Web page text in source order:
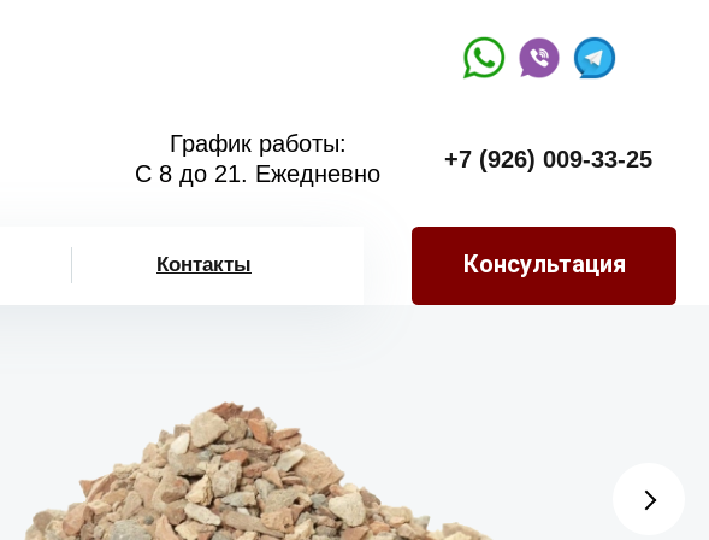
График работы:
С 8 до 21. Ежедневно
+7 (926) 009-33-25
Контакты Консультация